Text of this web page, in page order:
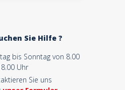
Sie Hilfe ?
bis Sonntag von 8.00
Uhr
Sie uns